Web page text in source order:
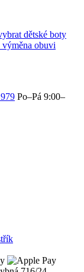
dětské boty
výměna obuvi
Po–Pá 9:00–